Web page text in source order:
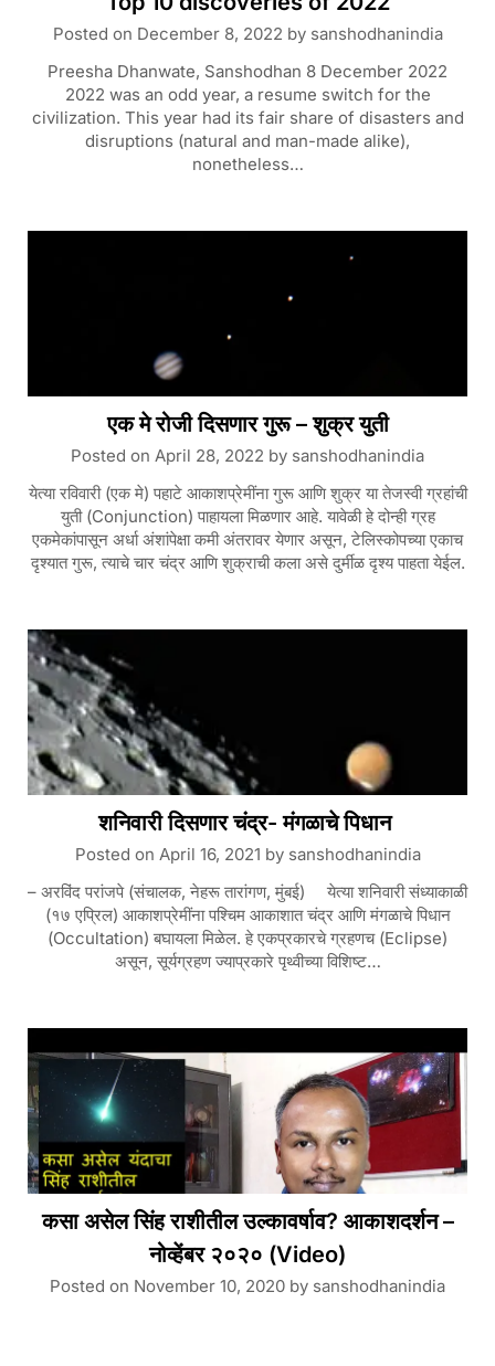
Posted on December 8, 2022 by sanshodhanindia
Preesha Dhanwate, Sanshodhan 8 December 2022
2022 was an odd year, a resume switch for the
civilization. This year had its fair share of disasters and
disruptions (natural and man-made alike),
nonetheless…
एक मे रोजी दिसणार गुरू – शुक्र युती
Posted on April 28, 2022 by sanshodhanindia
येत्या रविवारी (एक मे) पहाटे आकाशप्रेमींना गुरू आणि शुक्र या तेजस्वी ग्रहांची
युती (Conjunction) पाहायला मिळणार आहे. यावेळी हे दोन्ही ग्रह
एकमेकांपासून अर्धा अंशांपेक्षा कमी अंतरावर येणार असून, टेलिस्कोपच्या एकाच
दृश्यात गुरू, त्याचे चार चंद्र आणि शुक्राची कला असे दुर्मीळ दृश्य पाहता येईल.
शनिवारी दिसणार चंद्र- मंगळाचे पिधान
Posted on April 16, 2021 by sanshodhanindia
– अरविंद परांजपे (संचालक, नेहरू तारांगण, मुंबई) येत्या शनिवारी संध्याकाळी
(१७ एप्रिल) आकाशप्रेमींना पश्चिम आकाशात चंद्र आणि मंगळाचे पिधान
(Occultation) बघायला मिळेल. हे एकप्रकारचे ग्रहणच (Eclipse)
असून, सूर्यग्रहण ज्याप्रकारे पृथ्वीच्या विशिष्ट…
कसा असेल सिंह राशीतील उल्कावर्षाव? आकाशदर्शन –
नोव्हेंबर २०२० (Video)
Posted on November 10, 2020 by sanshodhanindia